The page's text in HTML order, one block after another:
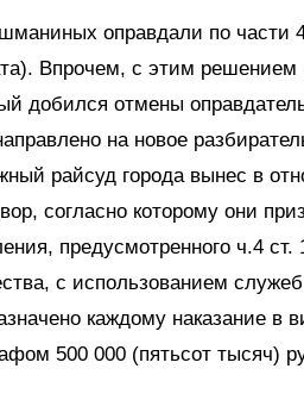
оправдали по части
Впрочем, с этим решением
добился отмены
на новое
райсуд города вынес в
согласно которому они
предусмотренного ч.4
с использованием
каждому наказание в
500 000 (пятьсот тысяч)